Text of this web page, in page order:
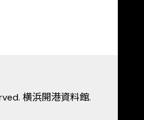
横浜開港資料館.